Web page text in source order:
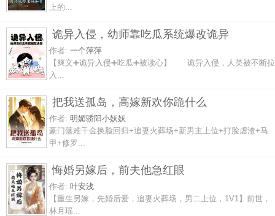
上的...
诡异入侵，幼师靠吃瓜系统爆改诡异
作者: 一个萍萍
【爽文➕诡异入侵➕吃瓜➕被读心】 诡异入侵，人类被不断拉
入...
把我送孤岛，高嫁新欢你跪什么
作者: 明媚骄阳小妖妖
豪门落难千金换脸回归+追妻火葬场+新男主上位+打脸虐渣+马
甲+修罗...
悔婚另嫁后，前夫他急红眼
作者: 叶安浅
【重生另嫁，先婚后爱，追妻火葬场，男二上位，1V1】前世，
林月瑶...